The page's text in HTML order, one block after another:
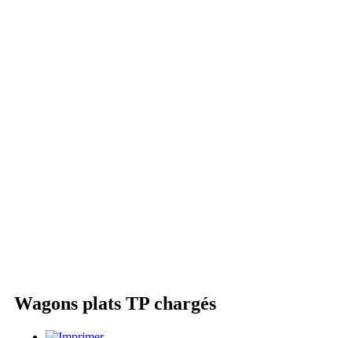
Wagons plats TP chargés